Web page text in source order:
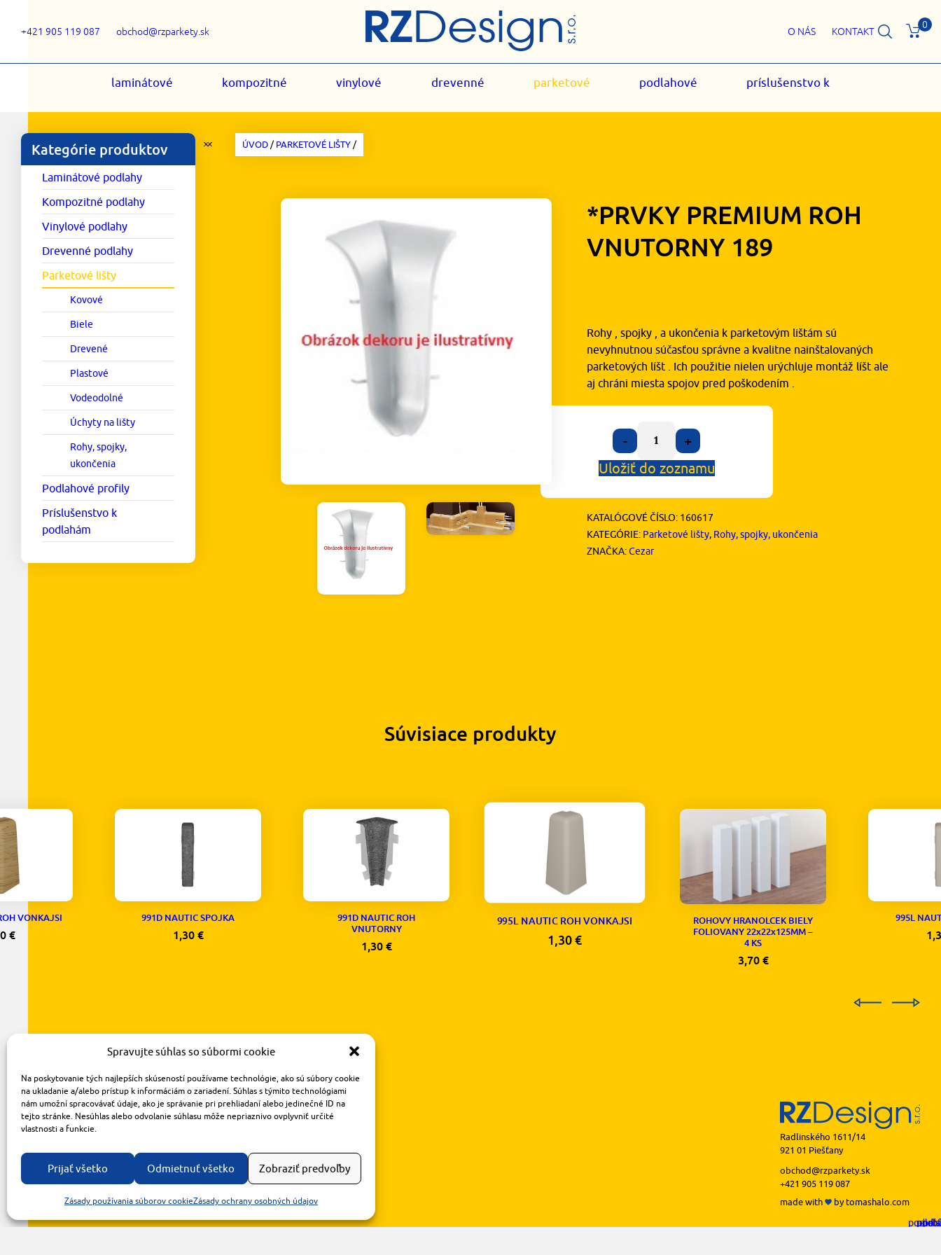
Spravujte súhlas so súbormi cookie
Na poskytovanie tých najlepších skúseností používame technológie, ako sú súbory cookie
na ukladanie a/alebo prístup k informáciám o zariadení. Súhlas s týmito technológiami
nám umožní spracovávať údaje, ako je správanie pri prehliadaní alebo jedinečné ID na
tejto stránke. Nesúhlas alebo odvolanie súhlasu môže nepriaznivo ovplyvniť určité
vlastnosti a funkcie.
Prijať všetko Odmietnuť všetko Zobraziť predvoľby
Zásady používania súborov cookieZásady ochrany osobných údajov
+421 905 119 087 obchod@rzparkety.sk O NÁS KONTAKT
0
laminátové kompozitné vinylové drevenné parketové podlahové príslušenstvo k
Kategórie produktov
Laminátové podlahy
Kompozitné podlahy
Vinylové podlahy
Drevenné podlahy
Parketové lišty
Kovové
Biele
Drevené
Plastové
Vodeodolné
Úchyty na lišty
Rohy, spojky,
ukončenia
Podlahové profily
Príslušenstvo k
podlahám
ÚVOD/PARKETOVÉ LIŠTY/
*PRVKY PREMIUM ROH
VNUTORNY 189
Rohy , spojky , a ukončenia k parketovým lištám sú
nevyhnutnou súčasťou správne a kvalitne nainštalovaných
parketových líšt . Ich použitie nielen urýchluje montáž líšt ale
aj chráni miesta spojov pred poškodením .
-
+
Uložiť do zoznamu
KATALÓGOVÉ ČÍSLO: 160617
KATEGÓRIE: Parketové lišty, Rohy, spojky, ukončenia
ZNAČKA:Cezar
Súvisiace produkty
VONKAJSI
€
991D NAUTIC SPOJKA
1,30 €
991D NAUTIC ROH
VNUTORNY
1,30 €
995L NAUTIC ROH VONKAJSI
1,30€
ROHOVY HRANOLCEK BIELY
FOLIOVANY 22x22x125MM –
4 KS
3,70 €
995L
Radlinského 1611/14
921 01 Piešťany
obchod@rzparkety.sk
+421 905 119 087
made with
bytomashalo.com